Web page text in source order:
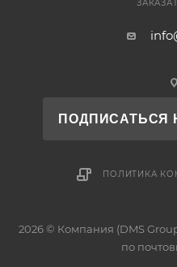
ПОДПИСАТЬСЯ
ПОЛИТИКА
2026 © Компания (DMS
по